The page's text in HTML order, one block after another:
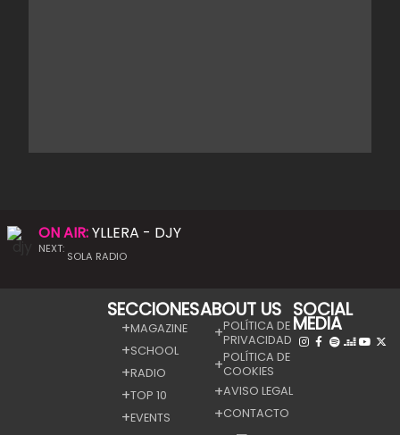
ON AIR:YLLERA - DJY
NEXT:
SOLA RADIO
SECCIONES
MAGAZINE
SCHOOL
RADIO
TOP 10
EVENTS
ABOUT US
POLÍTICA DE
PRIVACIDAD
POLÍTICA DE
COOKIES
AVISO LEGAL
CONTACTO
SOCIAL
MEDIA